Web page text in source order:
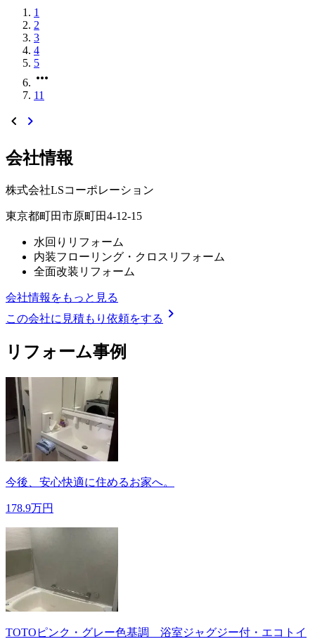
1
2
3
4
5
more_horiz
11
chevron_left chevron_right
会社情報
株式会社LSコーポレーション
東京都町田市原町田4-12-15
水回りリフォーム
内装フローリング・クロスリフォーム
全面改装リフォーム
会社情報をもっと見る
この会社に見積もり依頼をする chevron_right
リフォーム事例
今後、安心快適に住めるお家へ。
178.9万円
TOTOピンク・グレー色基調 浴室ジャグジー付・エコトイ